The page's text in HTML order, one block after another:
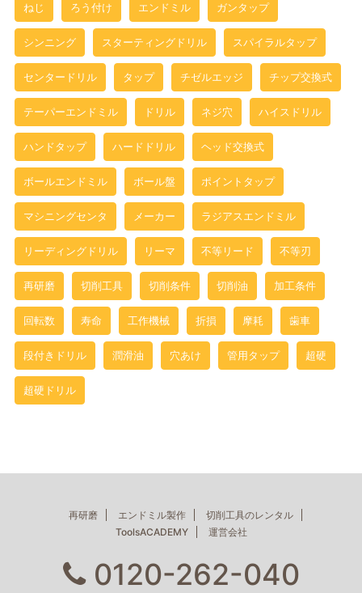
ねじ ろう付け エンドミル ガンタップ
シンニング スターティングドリル スパイラルタップ
センタードリル タップ チゼルエッジ チップ交換式
テーパーエンドミル ドリル ネジ穴 ハイスドリル
ハンドタップ ハードドリル ヘッド交換式
ボールエンドミル ボール盤 ポイントタップ
マシニングセンタ メーカー ラジアスエンドミル
リーディングドリル リーマ 不等リード 不等刃
再研磨 切削工具 切削条件 切削油 加工条件
回転数 寿命 工作機械 折損 摩耗 歯車
段付きドリル 潤滑油 穴あけ 管用タップ 超硬
超硬ドリル
再研磨 エンドミル製作
切削工具のレンタル
ToolsACADEMY
運営会社
0120-262-040